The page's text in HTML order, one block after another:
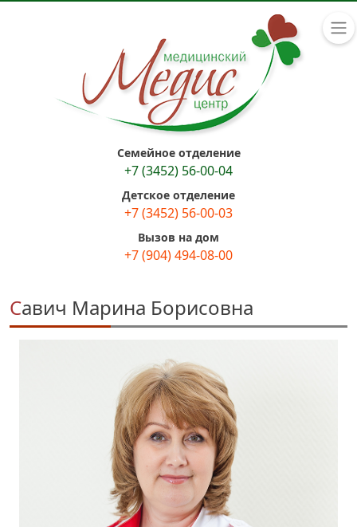
Семейное отделение
+7 (3452) 56-00-04
Детское отделение
+7 (3452) 56-00-03
Вызов на дом
+7 (904) 494-08-00
Савич Марина Борисовна